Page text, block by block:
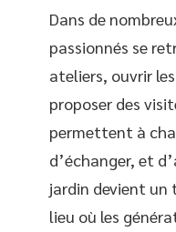
Dans de
passionnés se
ateliers, ouvrir
proposer des
permettent à
d’échanger, et
jardin devient un
lieu où les